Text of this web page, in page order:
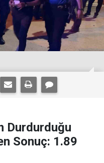
Durdurduğu
Sonuç: 1.89